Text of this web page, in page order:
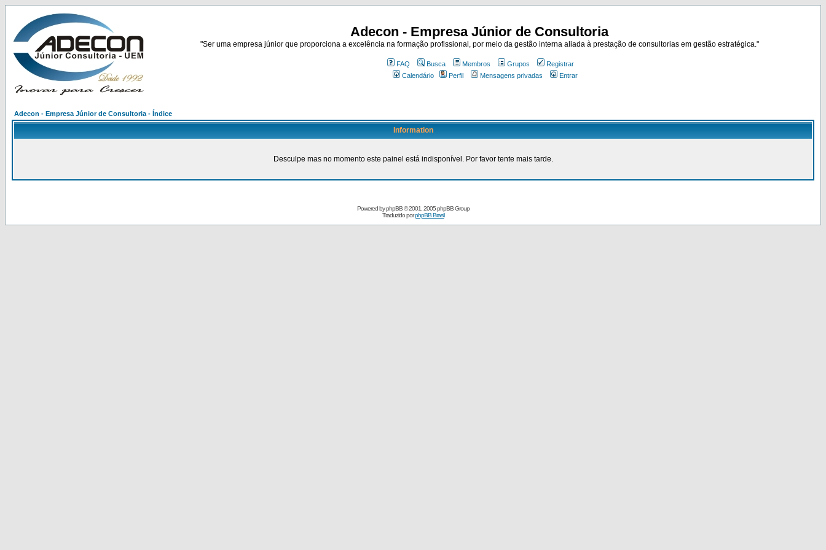
Adecon - Empresa Júnior de Consultoria
"Ser uma empresa júnior que proporciona a excelência na formação profissional, por meio da gestão interna aliada à prestação de consultorias em gestão estratégica."
FAQ Busca Membros Grupos
Registrar
Calendário
Perfil Mensagens privadas Entrar
Adecon - Empresa Júnior de Consultoria - Índice
Information
Desculpe mas no momento este painel está indisponível. Por favor tente mais tarde.
Powered byphpBB© 2001, 2005 phpBB Group
Traduzido porphpBB Brasil